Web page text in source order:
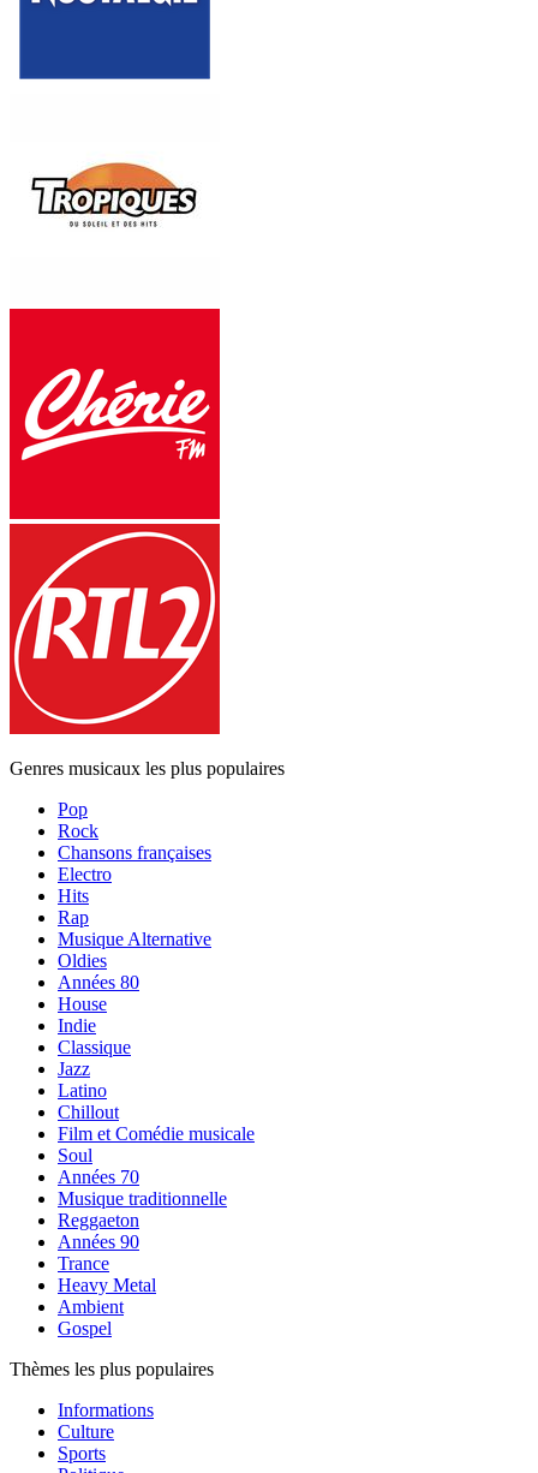
Genres musicaux les plus populaires
Pop
Rock
Chansons françaises
Electro
Hits
Rap
Musique Alternative
Oldies
Années 80
House
Indie
Classique
Jazz
Latino
Chillout
Film et Comédie musicale
Soul
Années 70
Musique traditionnelle
Reggaeton
Années 90
Trance
Heavy Metal
Ambient
Gospel
Thèmes les plus populaires
Informations
Culture
Sports